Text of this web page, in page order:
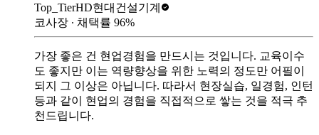
Top_TierHD현대건설기계
코사장 ∙ 채택률 96%
가장 좋은 건 현업경험을 만드시는 것입니다. 교육이수
도 좋지만 이는 역량향상을 위한 노력의 정도만 어필이
되지 그 이상은 아닙니다. 따라서 현장실습, 일경험, 인턴
등과 같이 현업의 경험을 직접적으로 쌓는 것을 적극 추
천드립니다.